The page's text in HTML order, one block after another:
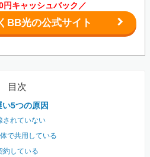
円キャッシュバック／
BB光の公式サイト
目次
5つの原因
れていない
で共用している
している